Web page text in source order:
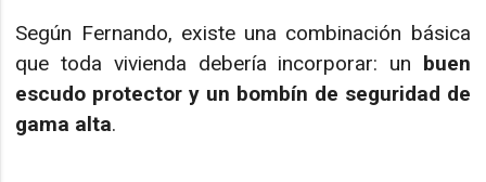
Según Fernando, existe una combinación básica
que toda vivienda debería incorporar: un buen
escudo protector y un bombín de seguridad de
gama alta.